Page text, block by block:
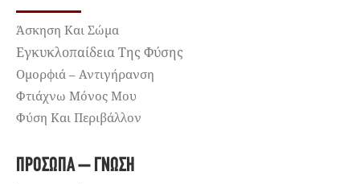
Άσκηση Και Σώμα
Εγκυκλοπαίδεια Της Φύσης
Ομορφιά – Αντιγήρανση
Φτιάχνω Μόνος Μου
Φύση Και Περιβάλλον
ΠΡΌΣΩΠΑ – ΓΝΏΣΗ